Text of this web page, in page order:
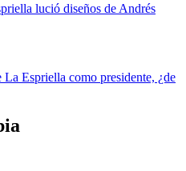
lució diseños de Andrés
Espriella como presidente, ¿de